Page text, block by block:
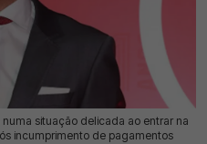
situação delicada ao entrar na
incumprimento de pagamentos